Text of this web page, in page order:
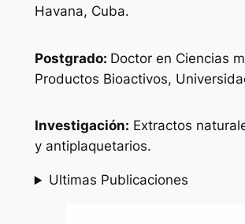
Havana, Cuba.
Postgrado: Doctor en Ciencias
Productos Bioactivos,
Investigación: Extractos
y antiplaquetarios.
Ultimas Publicaciones